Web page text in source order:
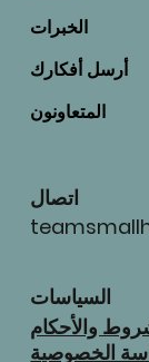
الخبرات
أرسل أفكارك
المتعاونون
اتصال
السياسات
والأحكام
الخصوصية